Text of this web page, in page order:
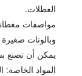
العطلات.
يمكن أن تصنع
المواد الخاصة: